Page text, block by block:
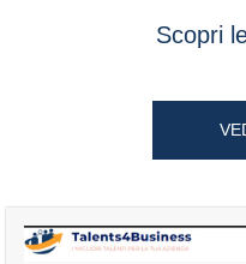
Scopri